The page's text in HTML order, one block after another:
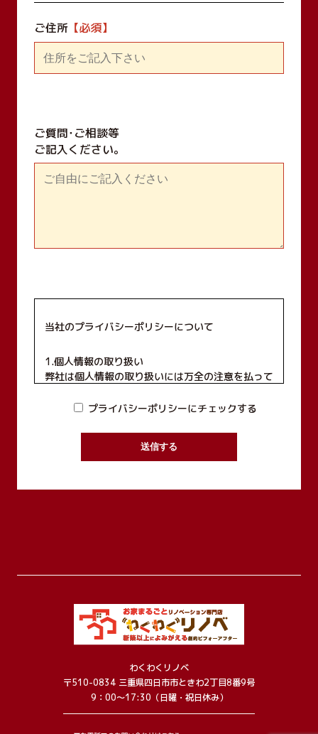
ご住所
ご質問･ご相談等
ご記入ください｡
当社のプライバシーポリシーについて
1.個人情報の取り扱い
弊社は個人情報の取り扱いには万全の注意を払って
ことは一切致しません。
2.個人情報の利用目的
お客様から集めた個人情報は、次項記載の利用目的
の他、以下の目的で利用します。
3.保有個人データの利用目的
・当社が建築したお客様宅のアフターメンテナンス
を行うため
・お客様に特別なサービスや新しい商品などの情報
を的確にお知らせするため
プライバシーポリシーにチェックする
わくわくリノベ
〒510-0834 三重県四日市市ときわ2丁目8番9号
9：00～17:30（日曜・祝日休み）